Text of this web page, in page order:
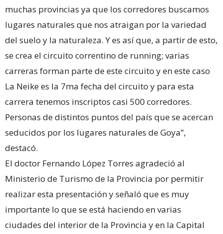
muchas provincias ya que los corredores buscamos
lugares naturales que nos atraigan por la variedad
del suelo y la naturaleza. Y es así que, a partir de esto,
se crea el circuito correntino de running; varias
carreras forman parte de este circuito y en este caso
La Neike es la 7ma fecha del circuito y para esta
carrera tenemos inscriptos casi 500 corredores.
Personas de distintos puntos del país que se acercan
seducidos por los lugares naturales de Goya”,
destacó.
El doctor Fernando López Torres agradeció al
Ministerio de Turismo de la Provincia por permitir
realizar esta presentación y señaló que es muy
importante lo que se está haciendo en varias
ciudades del interior de la Provincia y en la Capital